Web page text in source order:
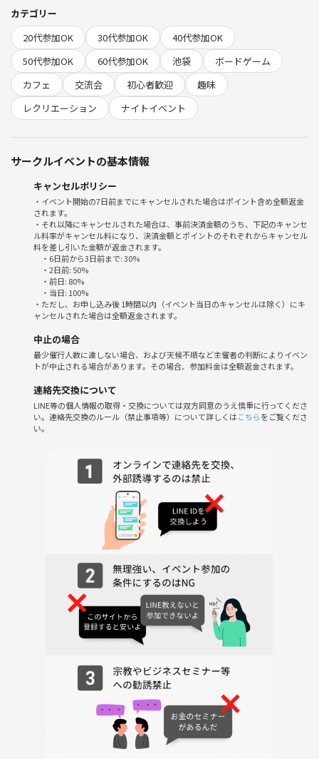
「1人で行っても大丈夫かな？」
「平日にゆるくリフレッシュしたい」
そんな方にぴったりの、「気軽にふらっと寄れる場所」をテーマにした
平日ボドゲ会です😊
梅雨の時期でも気軽に楽しめる、室内でゆったり過ごせるイベントです
☔️🎲
“軽くてゆるく楽しめるゲーム”中心で遊びます🙌
✔️初心者さん・未経験者さん大歓迎🔰
✔️お一人参加OK（初参加多数）
✔️説明はゆっくり丁寧にフォローします🙆‍♂️
✔️その日の空気でゆるく進行します
✔️勝ち負けガチなし「楽しさ重視」🎵
✔️イベント主催側も一緒に遊び、楽しみます！
実際に初参加・一人参加の方が多いので、自然と会話に入れる空気感で
「ちゃんと馴染めるかな？」という心配も大丈夫🔰
🌱 気分転換やリフレッシュに、ぜひ気軽に遊びに来てください✨
📅 他の日程も開催しています！
「予定が合わない…」という方は
サークルTOP → イベント一覧
※ボードゲームはじめての方や経験の浅い方へ対し、強い口調、高圧的
な態度、ミスしたことへの指摘、非難、誹謗、中傷、特に発言を遮るこ
みんなで楽しめるやさしい会になるように
ご協力をお願い致します。
※下記内容を発見、発覚した際は、途中退出いただき、つなげーと運営
者に報告します※
（開催日以降も、参加者より申し出ありましたら、同様の対応としま
・ナンパ、セクハラ、迷惑行為
・ネットワークビジネス及びその他のビジネスへ取り組まれている方、
事業家集団の方の参加
・宗教やBtoCの不動産、保険、金融商材の勧誘（事後も含めて、こちら
カテゴリー
20代参加OK
30代参加OK
40代参加OK
50代参加OK
60代参加OK 池袋
ボードゲーム
カフェ
交流会 初心者歓迎
趣味
レクリエーション
ナイトイベント
サークルイベントの基本情報
キャンセルポリシー
・イベント開始の7日前までにキャンセルされた場合はポイント含め全額返金
されます。
・それ以降にキャンセルされた場合は、事前決済金額のうち、下記のキャンセ
ル料率がキャンセル料になり、決済金額とポイントのそれぞれからキャンセル
料を差し引いた金額が返金されます。
・6日前から3日前まで: 30%
・2日前: 50%
・前日: 80%
・当日: 100%
・ただし、お申し込み後 1時間以内（イベント当日のキャンセルは除く）にキ
ャンセルされた場合は全額返金されます。
中止の場合
最少催行人数に達しない場合、および天候不順など主催者の判断によりイベン
トが中止される場合があります。その場合、参加料金は全額返金されます。
連絡先交換について
LINE等の個人情報の取得・交換については双方同意のうえ慎重に行ってくださ
い。連絡先交換のルール（禁止事項等）について詳しくはこちらをご覧くださ
い。